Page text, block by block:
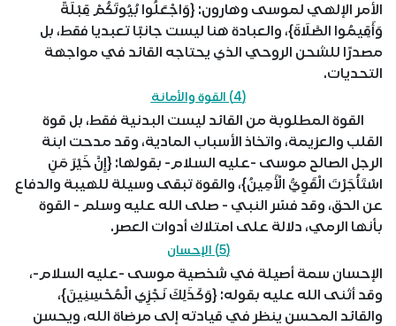
الأمر الإلهي لموسى وهارون: {وَاجْعَلُوا بُيُوتَكُمْ قِبْلَةً
وَأَقِيمُوا الصَّلَاةَ}، والعبادة هنا ليست جانبًا تعبديا فقط، بل
مصدرًا للشحن الروحي الذي يحتاجه القائد في مواجهة
التحديات.
(4) القوة والأمانة
القوة المطلوبة من القائد ليست البدنية فقط، بل قوة
القلب والعزيمة، واتخاذ الأسباب المادية، وقد مدحت ابنة
الرجل الصالح موسى -عليه السلام- بقولها: {إِنَّ خَيْرَ مَنِ
اسْتَأْجَرْتَ الْقَوِيُّ الْأَمِينُ}، والقوة تبقى وسيلة للهيبة والدفاع
عن الحق، وقد فسّر النبي - صلى الله عليه وسلم - القوة
بأنها الرمي، دلالة على امتلاك أدوات العصر.
(5) الإحسان
الإحسان سمة أصيلة في شخصية موسى -عليه السلام-،
وقد أثنى الله عليه بقوله: {وَكَذَلِكَ نَجْزِي الْمُحْسِنِينَ}،
والقائد المحسن ينظر في قيادته إلى مرضاة الله، ويحسن